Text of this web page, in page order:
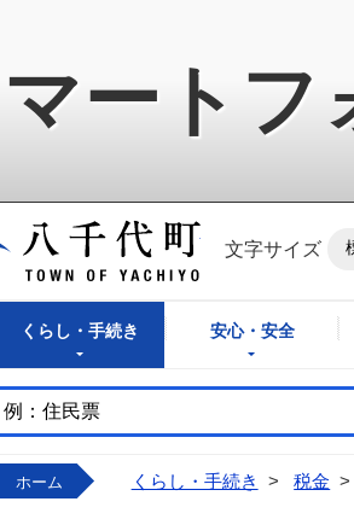
ートフ
八千代町公式ホ
文字サイズ
くらし・手続き 安心・安全
ホーム くらし・手続き > 税金 >